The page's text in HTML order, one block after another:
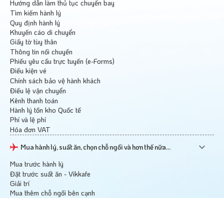
Hướng dẫn làm thủ tục chuyến bay
Tìm kiếm hành lý
Quy định hành lý
Khuyến cáo di chuyển
Giấy tờ tùy thân
Thông tin nối chuyến
Phiếu yêu cầu trực tuyến (e-Forms)
Điều kiện vé
Chính sách bảo vệ hành khách
Điều lệ vận chuyển
Kênh thanh toán
Hành lý tồn kho Quốc tế
Phí và lệ phí
Hóa đơn VAT
Mua hành lý, suất ăn, chọn chỗ ngồi và hơn thế nữa...
Mua trước hành lý
Đặt trước suất ăn - Vikkafe
Giải trí
Mua thêm chỗ ngồi bên cạnh